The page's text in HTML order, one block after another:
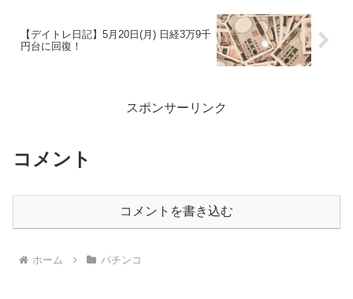
【デイトレ日記】5月20日(月) 日経3万9千
円台に回復！
スポンサーリンク
コメント
コメントを書き込む
ホーム パチンコ